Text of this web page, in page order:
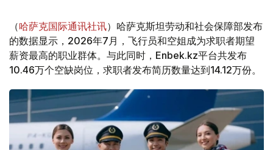
（哈萨克国际通讯社讯）哈萨克斯坦劳动和社会保障部发布
的数据显示，2026年7月，飞行员和空姐成为求职者期望
薪资最高的职业群体。与此同时，Enbek.kz平台共发布
10.46万个空缺岗位，求职者发布简历数量达到14.12万份。